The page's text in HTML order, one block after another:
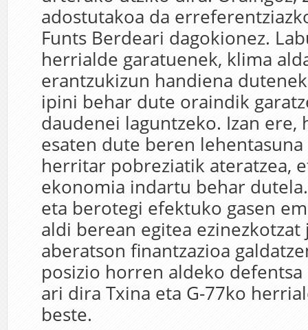
adostutakoa da
Funts Berdeari dagokionez.
herrialde garatuenek, klima
erantzukizun handiena
ipini behar dute oraindik
daudenei laguntzeko. Izan ere,
esaten dute beren
herritar pobreziatik ateratzea,
ekonomia indartu behar
eta berotegi efektuko gasen
aldi berean egitea
aberatson finantzazioa
posizio horren aldeko defentsa
ari dira Txina eta G-77ko
beste.